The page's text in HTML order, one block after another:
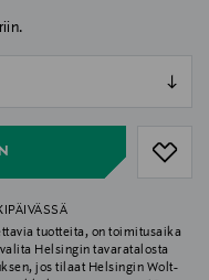
tuotteita, on toimitusaika
Helsingin tavaratalosta
jos tilaat Helsingin Wolt-